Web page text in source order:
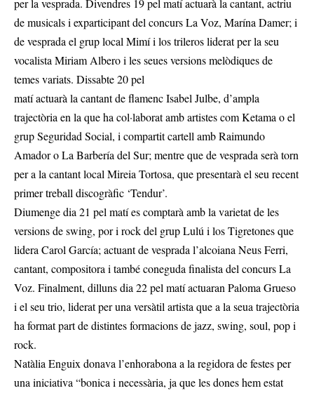
per la vesprada. Divendres 19 pel matí actuarà la cantant, actriu
de musicals i exparticipant del concurs La Voz, Marína Damer; i
de vesprada el grup local Mimí i los trileros liderat per la seu
vocalista Miriam Albero i les seues versions melòdiques de
temes variats. Dissabte 20 pel
matí actuarà la cantant de flamenc Isabel Julbe, d’ampla
trajectòria en la que ha col·laborat amb artistes com Ketama o el
grup Seguridad Social, i compartit cartell amb Raimundo
Amador o La Barbería del Sur; mentre que de vesprada serà torn
per a la cantant local Mireia Tortosa, que presentarà el seu recent
primer treball discogràfic ‘Tendur’.
Diumenge dia 21 pel matí es comptarà amb la varietat de les
versions de swing, por i rock del grup Lulú i los Tigretones que
lidera Carol García; actuant de vesprada l’alcoiana Neus Ferri,
cantant, compositora i també coneguda finalista del concurs La
Voz. Finalment, dilluns dia 22 pel matí actuaran Paloma Grueso
i el seu trio, liderat per una versàtil artista que a la seua trajectòria
ha format part de distintes formacions de jazz, swing, soul, pop i
rock.
Natàlia Enguix donava l’enhorabona a la regidora de festes per
una iniciativa “bonica i necessària, ja que les dones hem estat